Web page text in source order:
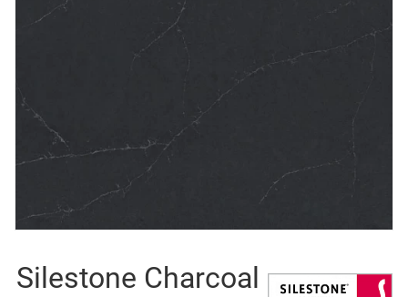
Silestone Charcoal